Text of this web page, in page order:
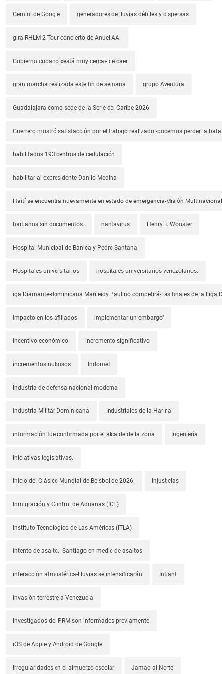
Gemini de Google generadores de lluvias débiles y dispersas
gira RHLM 2 Tour-concierto de Anuel AA-
Gobierno cubano «está muy cerca» de caer
gran marcha realizada este fin de semana grupo Aventura
Guadalajara como sede de la Serie del Caribe 2026
Guerrero mostró satisfacción por el trabajo realizado -podemos perder la
habilitados 193 centros de cedulación
habilitar al expresidente Danilo Medina
Haití se encuentra nuevamente en estado de emergencia-Misión
haitianos sin documentos. hantavirus Henry T. Wooster
Hospital Municipal de Bánica y Pedro Santana
Hospitales universitarios hospitales universitarios venezolanos.
iga Diamante-dominicana Marileidy Paulino competirá-Las finales de la Liga
Impacto en los afiliados implementar un embargo"
incentivo económico incremento significativo
incrementos nubosos Indomet
industria de defensa nacional moderna
Industria Militar Dominicana Industriales de la Harina
información fue confirmada por el alcalde de la zona Ingeniería
iniciativas legislativas.
inicio del Clásico Mundial de Béisbol de 2026. injusticias
Inmigración y Control de Aduanas (ICE)
Instituto Tecnológico de Las Américas (ITLA)
intento de asalto. -Santiago en medio de asaltos
interacción atmosférica-Lluvias se intensificarán Intrant
invasión terrestre a Venezuela
investigados del PRM son informados previamente
iOS de Apple y Android de Google
irregularidades en el almuerzo escolar Jamao al Norte